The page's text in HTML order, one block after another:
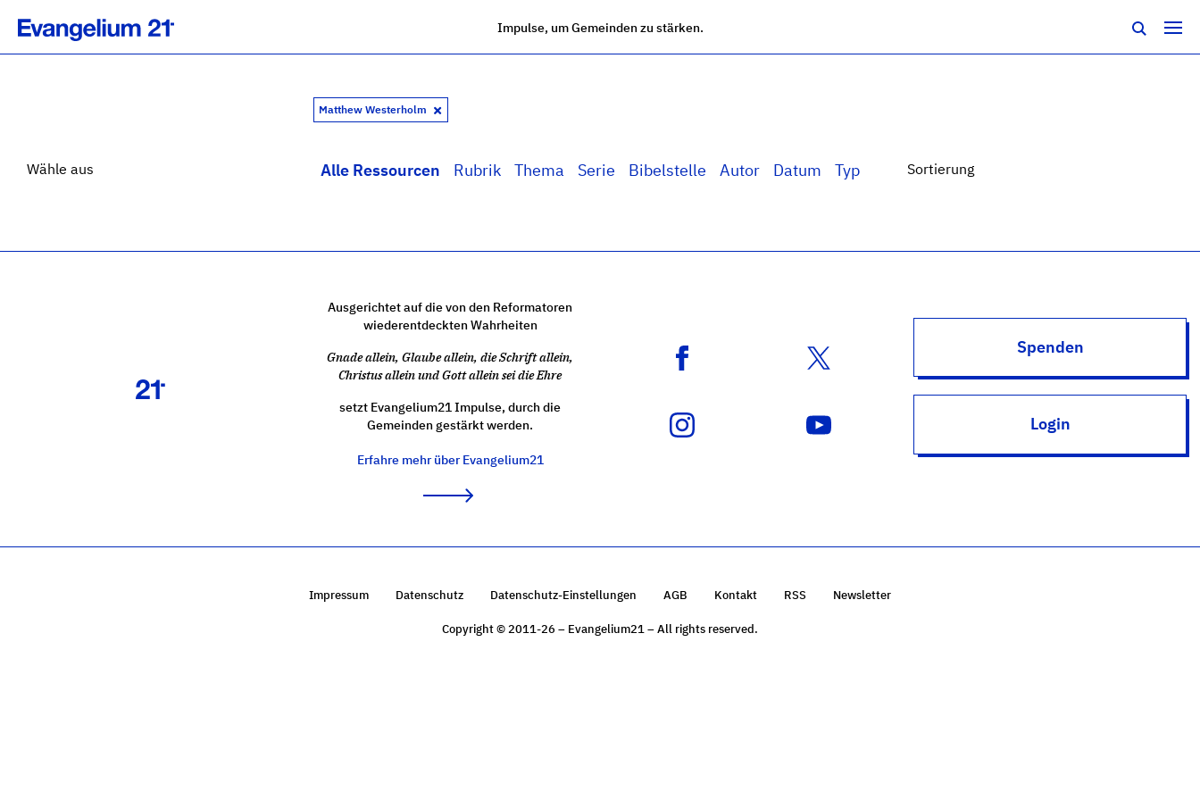
Impulse, um Gemeinden zu stärken.
Matthew Westerholm
Wähle aus Alle Ressourcen Rubrik Thema Serie Bibelstelle Autor Datum Typ Sortierung
Ausgerichtet auf die von den Reformatoren
wiederentdeckten Wahrheiten
Gnade allein, Glaube allein, die Schrift allein,
Christus allein und Gott allein sei die Ehre
setzt Evangelium21 Impulse, durch die
Gemeinden gestärkt werden.
Erfahre mehr über Evangelium21
Spenden
Login
Impressum Datenschutz Datenschutz-Einstellungen AGB Kontakt RSS Newsletter
Copyright © 2011-26 – Evangelium21 – All rights reserved.